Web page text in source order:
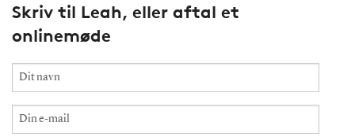
Skriv til Leah, eller aftal et
onlinemøde